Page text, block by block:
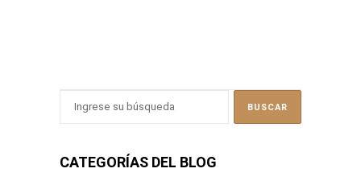
CATEGORÍAS DEL BLOG